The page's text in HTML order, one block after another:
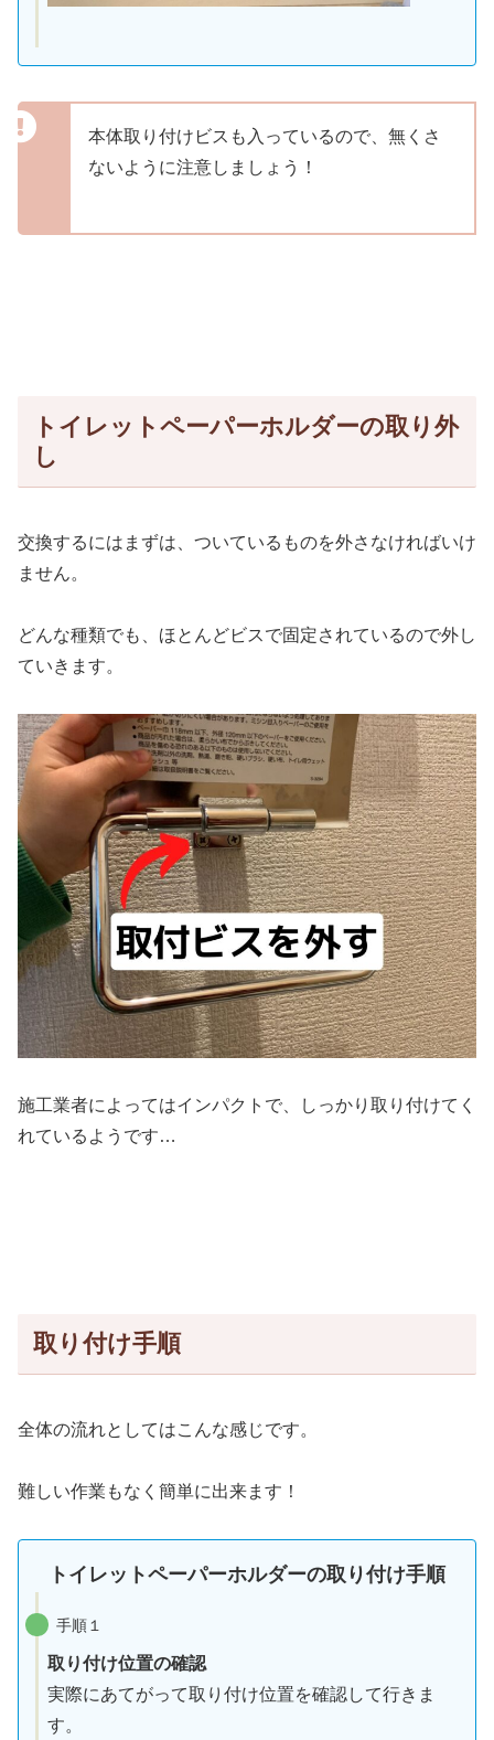
本体取り付けビスも入っているので、無くさ
ないように注意しましょう！
トイレットペーパーホルダーの取り外
し
交換するにはまずは、ついているものを外さなければいけ
ません。
どんな種類でも、ほとんどビスで固定されているので外し
ていきます。
施工業者によってはインパクトで、しっかり取り付けてく
れているようです…
取り付け手順
全体の流れとしてはこんな感じです。
難しい作業もなく簡単に出来ます！
トイレットペーパーホルダーの取り付け手順
手順１
取り付け位置の確認
実際にあてがって取り付け位置を確認して行きま
す。